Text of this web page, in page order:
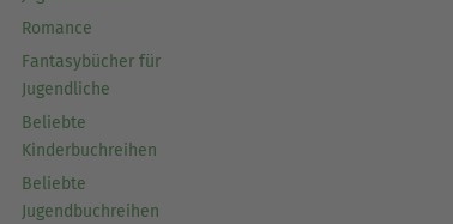
Romance
Fantasybücher für
Jugendliche
Beliebte
Kinderbuchreihen
Beliebte
Jugendbuchreihen